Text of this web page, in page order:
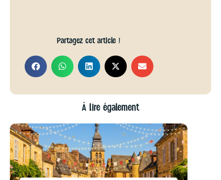
Partagez cet article !
À lire également